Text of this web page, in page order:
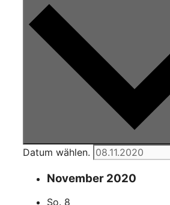
Datum wählen.
November 2020
So. 8